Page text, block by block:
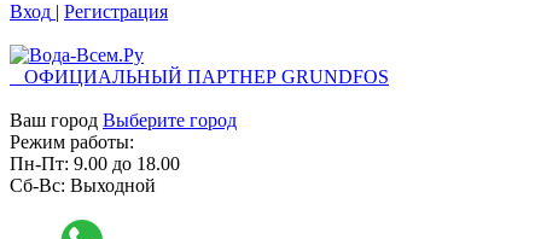
Вход | Регистрация
ОФИЦИАЛЬНЫЙ ПАРТНЕР GRUNDFOS
Ваш город Выберите город
Режим работы:
Пн-Пт: 9.00 до 18.00
Сб-Вс: Выходной